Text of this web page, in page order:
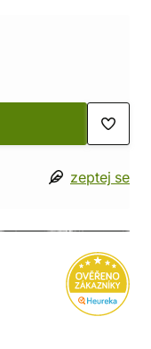
zeptej se